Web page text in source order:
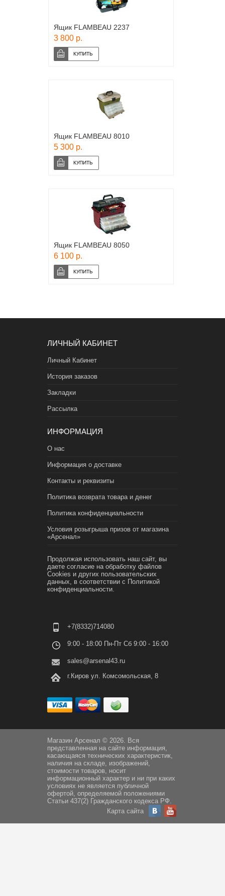
Ящик FLAMBEAU 2237
3 800 р.
Ящик FLAMBEAU 8010
5 300 р.
Ящик FLAMBEAU 8050
6 100 р.
ЛИЧНЫЙ КАБИНЕТ
Личный Кабинет
История заказов
Закладки
Рассылка
ИНФОРМАЦИЯ
О нас
Информация о доставке
Контакты и реквизиты
Политика возврата товара и денег
Политика конфиденциальности
Условия розыгрыша призов от магазина
«Арсенал»
Продолжая использовать наш сайт, вы
даете согласие на обработку файлов
Cookies и других пользовательских
данных, в соответствии с Политикой
конфиденциальности.
+7(8332)714080
9:00 - 18:00 Пн-Пт Сб 9:00 - 16:00
sales@arsenal43.ru
г.Киров ул. Комсомольская, 8
Магазин Арсенал © 2026. Вся
представленная на сайте информация,
касающаяся технических характеристик,
наличия на складе, изображений,
стоимости товаров, носит
информационный характер и ни при каких
условиях не является публичной
офертой, определяемой положениями
Статьи 437(2) Гражданского кодекса РФ.
Карта сайта